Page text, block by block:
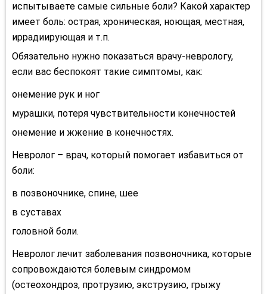
испытываете самые сильные боли? Какой характер
имеет боль: острая, хроническая, ноющая, местная,
иррадиирующая и т.п.
Обязательно нужно показаться врачу-неврологу,
если вас беспокоят такие симптомы, как:
онемение рук и ног
мурашки, потеря чувствительности конечностей
онемение и жжение в конечностях.
Невролог – врач, который помогает избавиться от
боли:
в позвоночнике, спине, шее
в суставах
головной боли.
Невролог лечит заболевания позвоночника, которые
сопровождаются болевым синдромом
(остеохондроз, протрузию, экструзию, грыжу